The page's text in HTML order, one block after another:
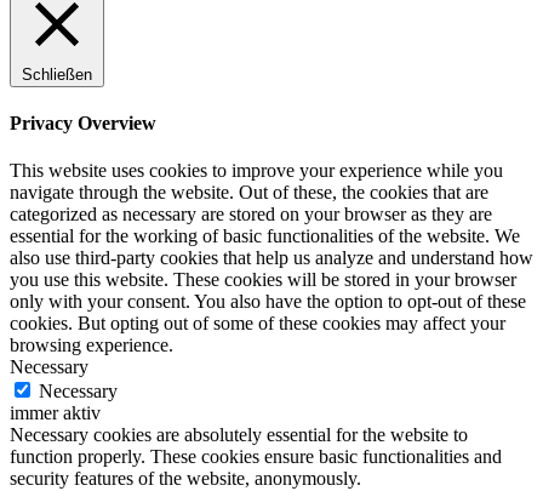
Schließen
Privacy Overview
This website uses cookies to improve your experience while you
navigate through the website. Out of these, the cookies that are
categorized as necessary are stored on your browser as they are
essential for the working of basic functionalities of the website. We
also use third-party cookies that help us analyze and understand how
you use this website. These cookies will be stored in your browser
only with your consent. You also have the option to opt-out of these
cookies. But opting out of some of these cookies may affect your
browsing experience.
Necessary
Necessary
immer aktiv
Necessary cookies are absolutely essential for the website to
function properly. These cookies ensure basic functionalities and
security features of the website, anonymously.